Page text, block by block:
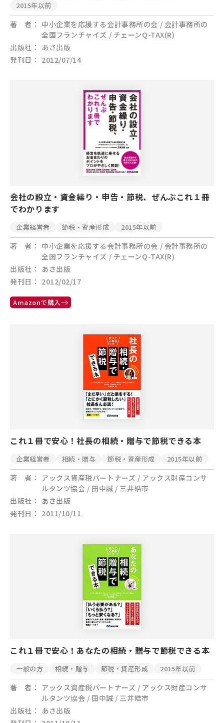
2015年以前
著 者
中小企業を応援する会計事務所の会 / 会計事務所の
全国フランチャイズ / チェーンQ-TAX(R)
出版社
あさ出版
発刊日
2012/07/14
会社の設立・資金繰り・申告・節税、ぜんぶこれ１冊
でわかります
企業経営者 節税・資産形成 2015年以前
著 者
中小企業を応援する会計事務所の会 / 会計事務所の
全国フランチャイズ / チェーンQ-TAX(R)
出版社
あさ出版
発刊日
2012/02/17
Amazonで購入
これ１冊で安心！社長の相続・贈与で節税できる本
企業経営者 相続・贈与 節税・資産形成 2015年以前
著 者
アックス資産税パートナーズ / アックス財産コンサ
ルタンツ協会 / 田中誠 / 三井皓市
出版社
あさ出版
発刊日
2011/10/11
これ１冊で安心！あなたの相続・贈与で節税できる本
一般の方 相続・贈与 節税・資産形成 2015年以前
著 者
アックス資産税パートナーズ / アックス財産コンサ
ルタンツ協会 / 田中誠 / 三井皓市
出版社
あさ出版